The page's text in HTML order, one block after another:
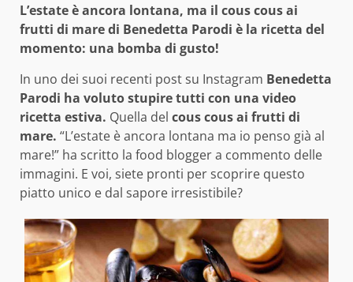
L’estate è ancora lontana, ma il cous cous ai
frutti di mare di Benedetta Parodi è la ricetta del
momento: una bomba di gusto!
In uno dei suoi recenti post su Instagram Benedetta
Parodi ha voluto stupire tutti con una video
ricetta estiva. Quella del cous cous ai frutti di
mare. “L’estate è ancora lontana ma io penso già al
mare!” ha scritto la food blogger a commento delle
immagini. E voi, siete pronti per scoprire questo
piatto unico e dal sapore irresistibile?